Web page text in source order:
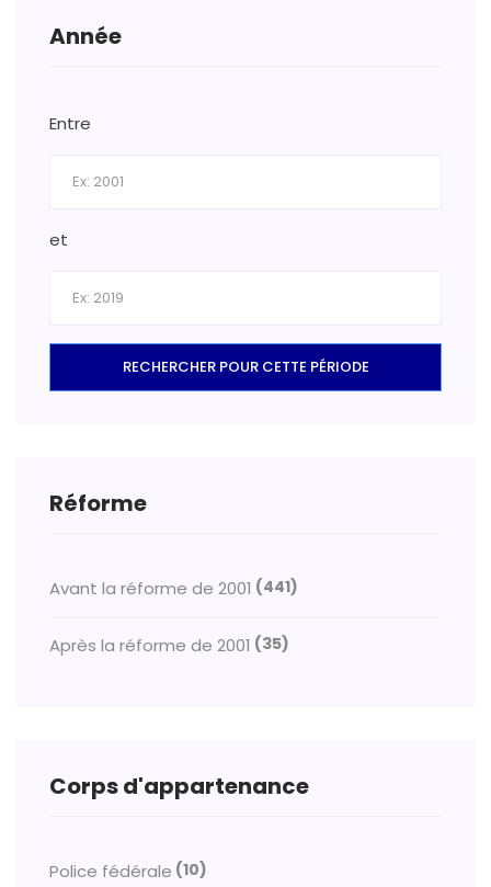
Année
Entre
et
RECHERCHER POUR CETTE PÉRIODE
Réforme
Avant la réforme de 2001 (441)
Après la réforme de 2001 (35)
Corps d'appartenance
Police fédérale (10)